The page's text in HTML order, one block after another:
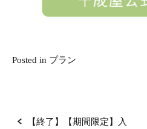
Posted in プラン
【終了】【期間限定】入